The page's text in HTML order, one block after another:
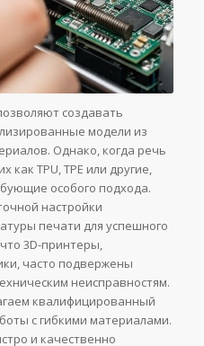
создавать
модели из
Однако, когда речь
как TPU, TPE или другие,
особого подхода.
настройки
печати для успешного
3D-принтеры,
часто подвержены
неисправностям.
квалифицированный
с гибкими материалами.
и качественно